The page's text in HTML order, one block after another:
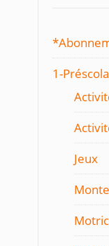
1-
Jeux